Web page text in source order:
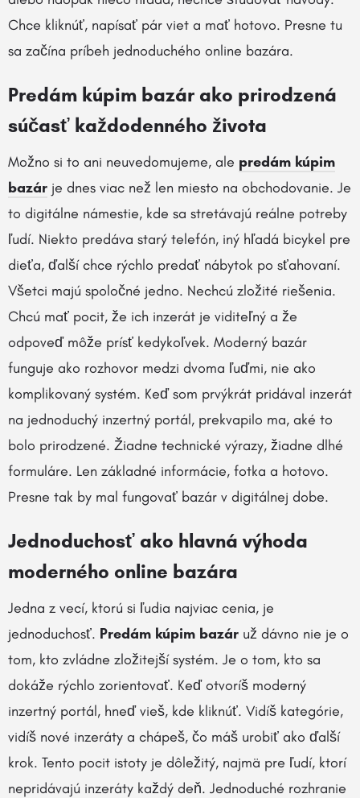
Chce kliknúť, napísať pár viet a mať hotovo. Presne tu
sa začína príbeh jednoduchého online bazára.
Predám kúpim bazár ako prirodzená
súčasť každodenného života
Možno si to ani neuvedomujeme, ale predám kúpim
bazár je dnes viac než len miesto na obchodovanie. Je
to digitálne námestie, kde sa stretávajú reálne potreby
ľudí. Niekto predáva starý telefón, iný hľadá bicykel pre
dieťa, ďalší chce rýchlo predať nábytok po sťahovaní.
Všetci majú spoločné jedno. Nechcú zložité riešenia.
Chcú mať pocit, že ich inzerát je viditeľný a že
odpoveď môže prísť kedykoľvek. Moderný bazár
funguje ako rozhovor medzi dvoma ľuďmi, nie ako
komplikovaný systém. Keď som prvýkrát pridával inzerát
na jednoduchý inzertný portál, prekvapilo ma, aké to
bolo prirodzené. Žiadne technické výrazy, žiadne dlhé
formuláre. Len základné informácie, fotka a hotovo.
Presne tak by mal fungovať bazár v digitálnej dobe.
Jednoduchosť ako hlavná výhoda
moderného online bazára
Jedna z vecí, ktorú si ľudia najviac cenia, je
jednoduchosť. Predám kúpim bazár už dávno nie je o
tom, kto zvládne zložitejší systém. Je o tom, kto sa
dokáže rýchlo zorientovať. Keď otvoríš moderný
inzertný portál, hneď vieš, kde kliknúť. Vidíš kategórie,
vidíš nové inzeráty a chápeš, čo máš urobiť ako ďalší
krok. Tento pocit istoty je dôležitý, najmä pre ľudí, ktorí
nepridávajú inzeráty každý deň. Jednoduché rozhranie